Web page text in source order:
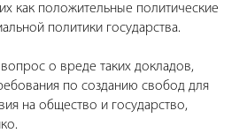
как положительные политические
политики государства.
о вреде таких докладов,
по созданию свобод для
на общество и государство,